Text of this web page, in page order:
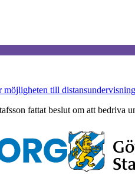
till
fattat beslut om att